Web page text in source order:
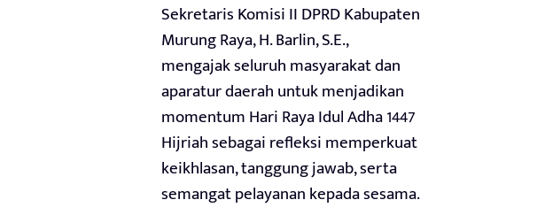
Sekretaris Komisi II DPRD Kabupaten
Murung Raya, H. Barlin, S.E.,
mengajak seluruh masyarakat dan
aparatur daerah untuk menjadikan
momentum Hari Raya Idul Adha 1447
Hijriah sebagai refleksi memperkuat
keikhlasan, tanggung jawab, serta
semangat pelayanan kepada sesama.